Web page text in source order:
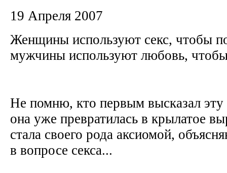
19 Апреля 2007
Женщины используют секс, чтобы
мужчины используют любовь,
Не помню, кто первым высказал эту
она уже превратилась в крылатое
стала своего рода аксиомой,
в вопросе секса...